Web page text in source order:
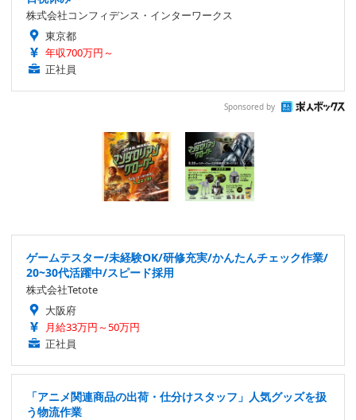
株式会社コンフィデンス・インターワークス
東京都
年収700万円～
正社員
Sponsored by
ゲームテスター/未経験OK/研修充実/かんたんチェック作業/
20~30代活躍中/スピード採用
株式会社Tetote
大阪府
月給33万円～50万円
正社員
「アニメ関連商品の出荷・仕分けスタッフ」人気グッズを扱
う物流作業